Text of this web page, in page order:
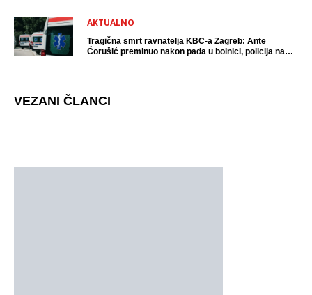
AKTUALNO
Tragična smrt ravnatelja KBC-a Zagreb: Ante
Ćorušić preminuo nakon pada u bolnici, policija na
VEZANI ČLANCI